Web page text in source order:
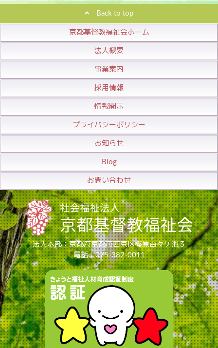
Back to top
京都基督教福祉会ホーム
法人概要
事業案内
採用情報
情報開示
プライバシーポリシー
お知らせ
Blog
お問い合わせ
法人本部：京都府京都市西京区樫原百々ケ池３
電話：075-382-0011